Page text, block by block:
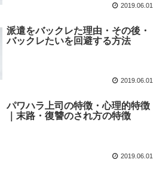
2019.06.01
派遣をバックレた理由・その後・
バックレたいを回避する方法
2019.06.01
パワハラ上司の特徴・心理的特徴
｜末路・復讐のされ方の特徴
2019.06.01